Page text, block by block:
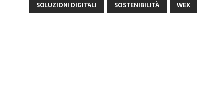
SOLUZIONI DIGITALI
SOSTENIBILITÀ WEX